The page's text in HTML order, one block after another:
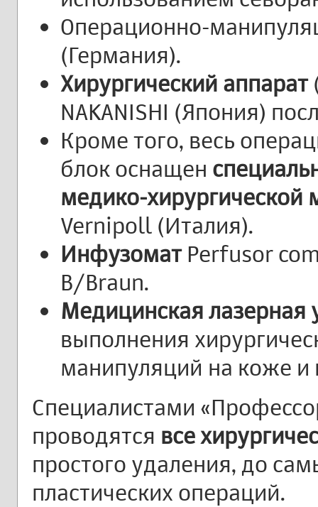
Операционно-
(Германия).
Хирургический аппарат
NAKANISHI (Япония)
Кроме того, весь
блок оснащен
медико-хирургической
Vernipoll (Италия).
ИнфузоматPerfusor
B/Braun.
Медицинская лазерная
выполнения
манипуляций на коже и
Специалистами
проводятся все
простого удаления, до
пластических операций.